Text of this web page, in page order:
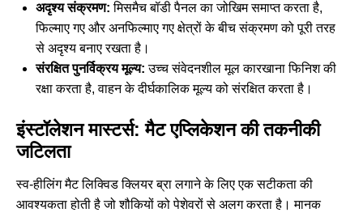
अदृश्य संक्रमण: मिसमैच बॉडी पैनल का जोखिम समाप्त करता है,
फिल्माए गए और अनफिल्माए गए क्षेत्रों के बीच संक्रमण को पूरी तरह
से अदृश्य बनाए रखता है।
संरक्षित पुनर्विक्रय मूल्य: उच्च संवेदनशील मूल कारखाना फिनिश की
रक्षा करता है, वाहन के दीर्घकालिक मूल्य को संरक्षित करता है।
इंस्टॉलेशन मास्टर्स: मैट एप्लिकेशन की तकनीकी
जटिलता
स्व-हीलिंग मैट लिक्विड क्लियर ब्रा लगाने के लिए एक सटीकता की
आवश्यकता होती है जो शौकियों को पेशेवरों से अलग करता है। मानक